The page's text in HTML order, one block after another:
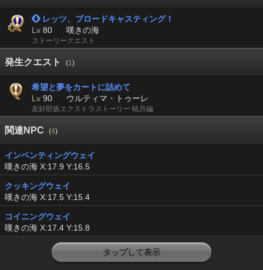
 レッツ、ブロードキャスティング！
Lv 80 嘆きの海
ストーリークエスト
発生クエスト (1)
希望と夢をカートに詰めて
Lv 90 ウルティマ・トゥーレ
友好部族エクストラストーリー 暁月編
関連NPC (4)
インベンティングウェイ
嘆きの海 X:17.9 Y:16.5
クッキングウェイ
嘆きの海 X:17.5 Y:15.4
コイニングウェイ
嘆きの海 X:17.4 Y:15.8
タップして表示